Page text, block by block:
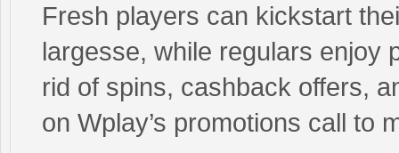
Fresh players can kickstart
largesse, while regulars enjoy
rid of spins, cashback offers,
on Wplay’s promotions call to